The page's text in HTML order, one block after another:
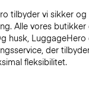
tilbyder vi sikker og
Alle vores butikker
husk,
der
fleksibilitet.